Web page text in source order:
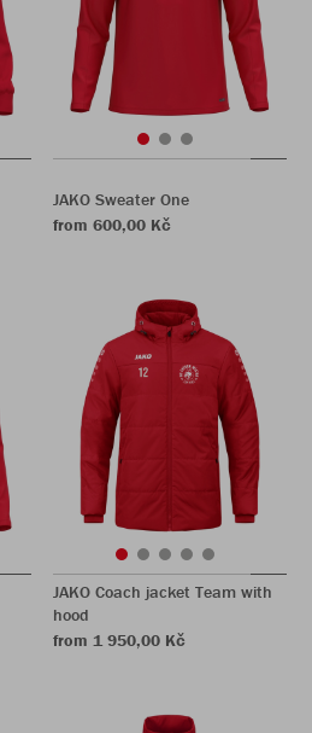
JAKO Sweater One
from 600,00 Kč
JAKO Coach jacket Team with
hood
from 1 950,00 Kč